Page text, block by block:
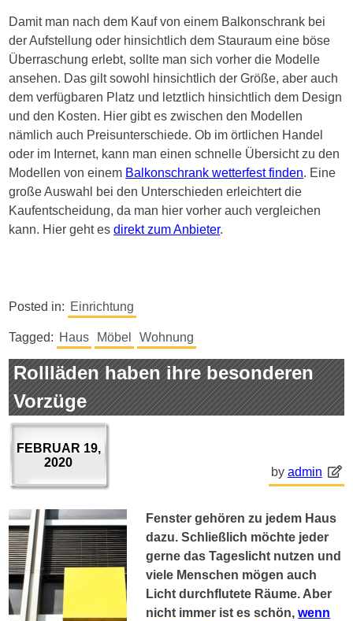
Damit man nach dem Kauf von einem Balkonschrank bei
der Aufstellung oder hinsichtlich dem Stauraum eine böse
Überraschung erlebt, sollte man sich vorher die Modelle
ansehen. Das gilt sowohl hinsichtlich der Größe, aber auch
dem verfügbaren Platz und letztlich hinsichtlich dem Design
und den Kosten. Hier gibt es zwischen den Modellen
nämlich auch Preisunterschiede. Ob im örtlichen Handel
oder im Internet, kann man einen schnelle Übersicht zu den
Modellen von einem Balkonschrank wetterfest finden. Eine
große Auswahl bei den Unterschieden erleichtert die
Kaufentscheidung, da man hier vorher auch vergleichen
kann. Hier geht esdirekt zum Anbieter.
Posted in: Einrichtung
Tagged: Haus Möbel Wohnung
Rollläden haben ihre besonderen
Vorzüge
FEBRUAR 19,
2020
by admin
Fenster gehören zu jedem Haus
dazu. Schließlich möchte jeder
gerne das Tageslicht nutzen und
viele Menschen mögen auch
Licht durchflutete Räume. Aber
nicht immer ist es schön,wenn